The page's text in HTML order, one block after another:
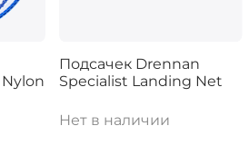
Nylon
Подсачек Drennan
Specialist Landing Net
Нет в наличии